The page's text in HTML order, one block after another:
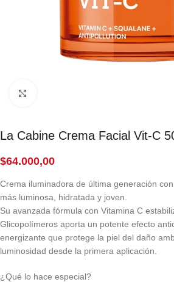
La Cabine Crema Facial Vit-C
$64.000,00
Crema iluminadora de última generación
más luminosa, hidratada y joven.
Su avanzada fórmula con Vitamina C
Glicopolímeros aporta un potente efecto
energizante que protege la piel del daño
luminosidad desde la primera aplicación.
¿Qué lo hace especial?